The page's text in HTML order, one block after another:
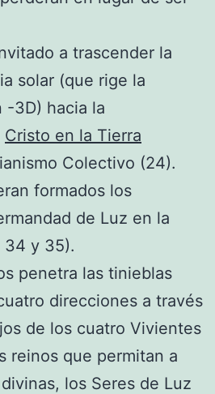
a trascender la
solar (que rige la
-3D) hacia la
Cristo en la Tierra
Colectivo (24).
formados los
de Luz en la
34 y 35).
penetra las tinieblas
direcciones a través
de los cuatro Vivientes
reinos que permitan a
los Seres de Luz